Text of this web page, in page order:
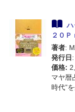
ハ
２０Ｐ
著者:
発行日
価格:
マヤ暦
時代”